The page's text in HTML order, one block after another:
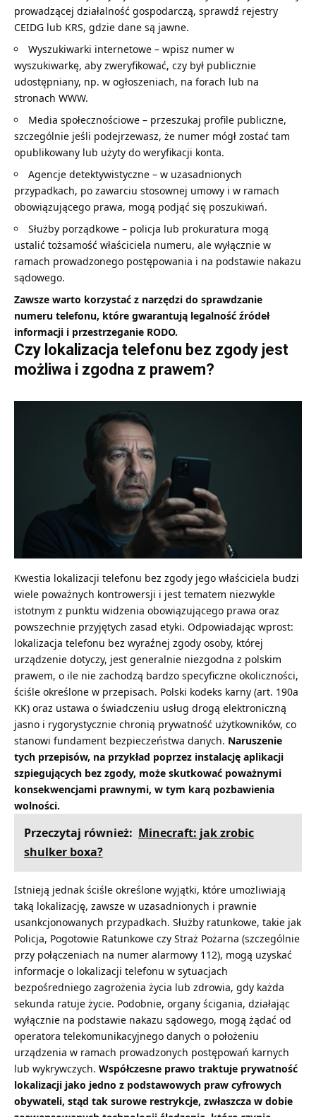
prowadzącej działalność gospodarczą, sprawdź rejestry
CEIDG lub KRS, gdzie dane są jawne.
Wyszukiwarki internetowe – wpisz numer w
wyszukiwarkę, aby zweryfikować, czy był publicznie
udostępniany, np. w ogłoszeniach, na forach lub na
stronach WWW.
Media społecznościowe – przeszukaj profile publiczne,
szczególnie jeśli podejrzewasz, że numer mógł zostać tam
opublikowany lub użyty do weryfikacji konta.
Agencje detektywistyczne – w uzasadnionych
przypadkach, po zawarciu stosownej umowy i w ramach
obowiązującego prawa, mogą podjąć się poszukiwań.
Służby porządkowe – policja lub prokuratura mogą
ustalić tożsamość właściciela numeru, ale wyłącznie w
ramach prowadzonego postępowania i na podstawie nakazu
sądowego.
Zawsze warto korzystać z narzędzi do sprawdzanie
numeru telefonu, które gwarantują legalność źródeł
informacji i przestrzeganie RODO.
Czy lokalizacja telefonu bez zgody jest
możliwa i zgodna z prawem?
Kwestia lokalizacji telefonu bez zgody jego właściciela budzi
wiele poważnych kontrowersji i jest tematem niezwykle
istotnym z punktu widzenia obowiązującego prawa oraz
powszechnie przyjętych zasad etyki. Odpowiadając wprost:
lokalizacja telefonu bez wyraźnej zgody osoby, której
urządzenie dotyczy, jest generalnie niezgodna z polskim
prawem, o ile nie zachodzą bardzo specyficzne okoliczności,
ściśle określone w przepisach. Polski kodeks karny (art. 190a
KK) oraz ustawa o świadczeniu usług drogą elektroniczną
jasno i rygorystycznie chronią prywatność użytkowników, co
stanowi fundament bezpieczeństwa danych. Naruszenie
tych przepisów, na przykład poprzez instalację aplikacji
szpiegujących bez zgody, może skutkować poważnymi
konsekwencjami prawnymi, w tym karą pozbawienia
wolności.
Przeczytaj również: Minecraft: jak zrobic
shulker boxa?
Istnieją jednak ściśle określone wyjątki, które umożliwiają
taką lokalizację, zawsze w uzasadnionych i prawnie
usankcjonowanych przypadkach. Służby ratunkowe, takie jak
Policja, Pogotowie Ratunkowe czy Straż Pożarna (szczególnie
przy połączeniach na numer alarmowy 112), mogą uzyskać
informacje o lokalizacji telefonu w sytuacjach
bezpośredniego zagrożenia życia lub zdrowia, gdy każda
sekunda ratuje życie. Podobnie, organy ścigania, działając
wyłącznie na podstawie nakazu sądowego, mogą żądać od
operatora telekomunikacyjnego danych o położeniu
urządzenia w ramach prowadzonych postępowań karnych
lub wykrywczych. Współczesne prawo traktuje prywatność
lokalizacji jako jedno z podstawowych praw cyfrowych
obywateli, stąd tak surowe restrykcje, zwłaszcza w dobie